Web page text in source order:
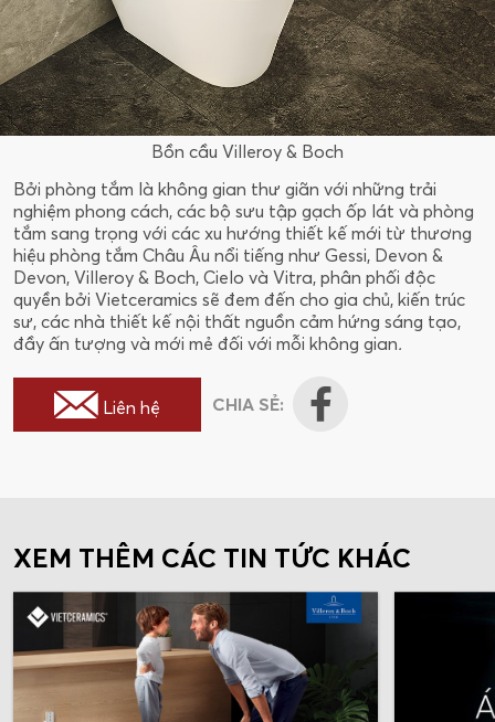
Bồn cầu Villeroy & Boch
Bởi phòng tắm là không gian thư giãn với những trải
nghiệm phong cách, các bộ sưu tập gạch ốp lát và phòng
tắm sang trọng với các xu hướng thiết kế mới từ thương
hiệu phòng tắm Châu Âu nổi tiếng như Gessi, Devon &
Devon, Villeroy & Boch, Cielo và Vitra, phân phối độc
quyền bởi Vietceramics sẽ đem đến cho gia chủ, kiến trúc
sư, các nhà thiết kế nội thất nguồn cảm hứng sáng tạo,
đầy ấn tượng và mới mẻ đối với mỗi không gian.
Liên hệ CHIA SẺ:
XEM THÊM CÁC TIN TỨC KHÁC